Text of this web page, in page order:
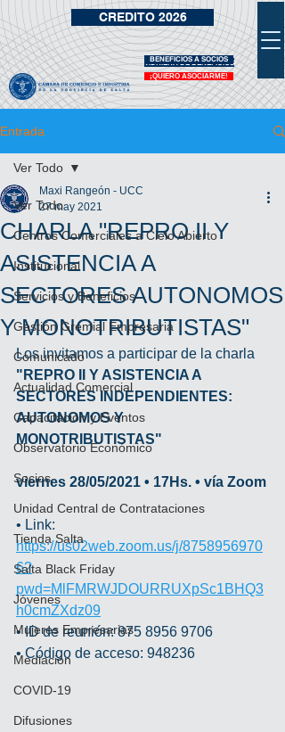
¡QUIERO ASOCIARME!
VIDRIERA DE BENEFICIOS
BENEFICIOS A SOCIOS
CREDITO 2026
Entrada
Ver Todo
Centros Comerciales a Cielo Abierto
Institucional
Servicios y Beneficios
Gestión Gremial Empresaria
Comunicado
Actualidad Comercial
Capacitación y Eventos
Observatorio Económico
Socios
Unidad Central de Contrataciones
Tienda Salta
Salta Black Friday
Jóvenes
Mujeres Empresarias
Mediación
COVID-19
Difusiones
Ver Todo
CHARLA "REPRO II Y
ASISTENCIA A
SECTORES AUTONOMOS
Y MONOTRIBUTISTAS"
Maxi Rangeón - UCC
27 may 2021
Los invitamos a participar de la charla
"REPRO II Y ASISTENCIA A
SECTORES INDEPENDIENTES:
AUTONOMOS Y
MONOTRIBUTISTAS"
viernes 28/05/2021 • 17Hs. • vía Zoom
• Link:
https://us02web.zoom.us/j/8758956970
6?
pwd=MlFMRWJDOURRUXpSc1BHQ3
h0cmZXdz09
• ID de reunión: 875 8956 9706
• Código de acceso: 948236